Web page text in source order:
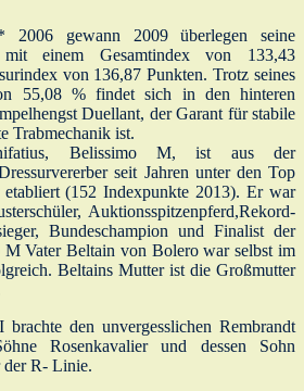
gewann 2009 überlegen seine
mit einem Gesamtindex von 133,43
von 136,87 Punkten. Trotz seines
55,08 % findet sich in den hinteren
Duellant, der Garant für stabile
Trabmechanik ist.
Belissimo M, ist aus der
seit Jahren unter den Top
etabliert (152 Indexpunkte 2013). Er war
Auktionsspitzenpferd,Rekord-
Bundeschampion und Finalist der
M Vater Beltain von Bolero war selbst im
Beltains Mutter ist die Großmutter
den unvergesslichen Rembrandt
Rosenkavalier und dessen Sohn
der R- Linie.